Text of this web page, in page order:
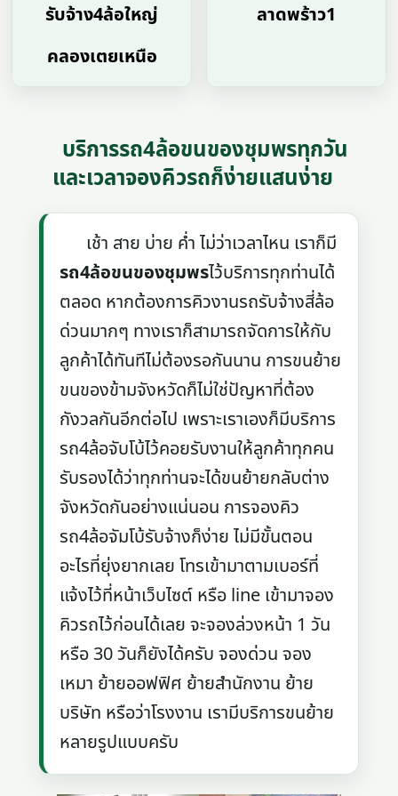
รับจ้าง4ล้อใหญ่
คลองเตยเหนือ
ลาดพร้าว1
บริการรถ4ล้อขนของชุมพรทุกวัน
และเวลาจองคิวรถก็ง่ายแสนง่าย
เช้า สาย บ่าย ค่ำ ไม่ว่าเวลาไหน เราก็มี
รถ4ล้อขนของชุมพรไว้บริการทุกท่านได้
ตลอด หากต้องการคิวงานรถรับจ้างสี่ล้อ
ด่วนมากๆ ทางเราก็สามารถจัดการให้กับ
ลูกค้าได้ทันทีไม่ต้องรอกันนาน การขนย้าย
ขนของข้ามจังหวัดก็ไม่ใช่ปัญหาที่ต้อง
กังวลกันอีกต่อไป เพราะเราเองก็มีบริการ
รถ4ล้อจับโบ้ไว้คอยรับงานให้ลูกค้าทุกคน
รับรองได้ว่าทุกท่านจะได้ขนย้ายกลับต่าง
จังหวัดกันอย่างแน่นอน การจองคิว
รถ4ล้อจัมโบ้รับจ้างก็ง่าย ไม่มีขั้นตอน
อะไรที่ยุ่งยากเลย โทรเข้ามาตามเบอร์ที่
แจ้งไว้ที่หน้าเว็บไซต์ หรือ line เข้ามาจอง
คิวรถไว้ก่อนได้เลย จะจองล่วงหน้า 1 วัน
หรือ 30 วันก็ยังได้ครับ จองด่วน จอง
เหมา ย้ายออฟฟิศ ย้ายสำนักงาน ย้าย
บริษัท หรือว่าโรงงาน เรามีบริการขนย้าย
หลายรูปแบบครับ